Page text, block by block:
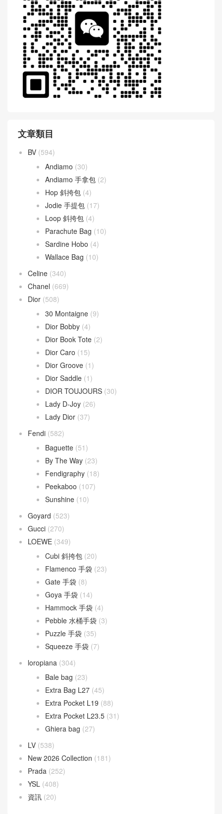
WeChat 微信互動
文章類目
(594)
Andiamo (30)
Andiamo 手拿包(2)
Hop 斜挎包
Jodie 手提包
Loop 斜挎包
Parachute Bag(10)
Sardine Hobo(4)
Wallace Bag(10)
Celine(340)
Chanel(669)
Dior
(508)
30 Montaigne(9)
Dior Bobby (4)
Dior Book Tote
Dior Caro
Dior Groove(1)
Dior Saddle(1)
DIOR TOUJOURS
Lady D-Joy(26)
Lady Dior (37)
Fendi(582)
Baguette
By The Way
Fendigraphy (18)
Peekaboo (107)
Sunshine(10)
Goyard(523)
Gucci (270)
LOEWE(349)
Cubi 斜挎包 (20)
Flamenco 手袋(23)
Gate 手袋
Goya 手袋(14)
Hammock 手袋(4)
Pebble 水桶手袋(3)
Puzzle 手袋(35)
Squeeze 手袋(7)
loropiana
Bale bag(23)
Extra Bag L27
Extra Pocket L19
Extra Pocket L23.5